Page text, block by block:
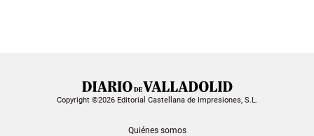
Copyright ©2026 Editorial Castellana de Impresiones, S.L.
Quiénes somos